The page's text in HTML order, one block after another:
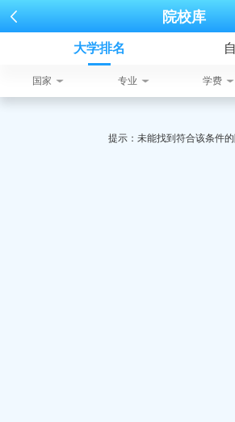
院校库
大学排名
国家 专业 学费
提示：未能找到符合该条件